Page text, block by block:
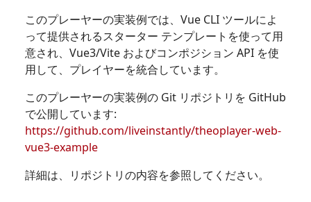
このプレーヤーの実装例では、Vue CLI ツールによ
って提供されるスターター テンプレートを使って用
意され、Vue3/Vite およびコンポジション API を使
用して、プレイヤーを統合しています。
このプレーヤーの実装例の Git リポジトリを GitHub
で公開しています:
https://github.com/liveinstantly/theoplayer-web-
vue3-example
詳細は、リポジトリの内容を参照してください。